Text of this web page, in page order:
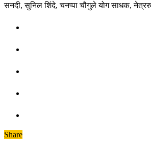
सनदी, सुनिल शिंदे, चनप्पा चौगुले योग साधक,
Share